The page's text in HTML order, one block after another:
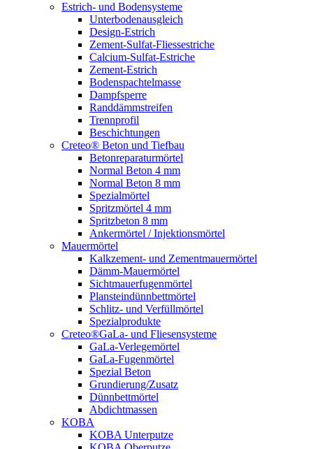
Estrich- und Bodensysteme
Unterbodenausgleich
Design-Estrich
Zement-Sulfat-Fliessestriche
Calcium-Sulfat-Estriche
Zement-Estrich
Bodenspachtelmasse
Dampfsperre
Randdämmstreifen
Trennprofil
Beschichtungen
Creteo® Beton und Tiefbau
Betonreparaturmörtel
Normal Beton 4 mm
Normal Beton 8 mm
Spezialmörtel
Spritzmörtel 4 mm
Spritzbeton 8 mm
Ankermörtel / Injektionsmörtel
Mauermörtel
Kalkzement- und Zementmauermörtel
Dämm-Mauermörtel
Sichtmauerfugenmörtel
Plansteindünnbettmörtel
Schlitz- und Verfüllmörtel
Spezialprodukte
Creteo®GaLa- und Fliesensysteme
GaLa-Verlegemörtel
GaLa-Fugenmörtel
Spezial Beton
Grundierung/Zusatz
Dünnbettmörtel
Abdichtmassen
KOBA
KOBA Unterputze